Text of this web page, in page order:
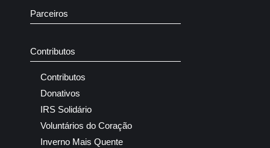
Parceiros
Contributos
Contributos
Donativos
IRS Solidário
Voluntários do Coração
Inverno Mais Quente